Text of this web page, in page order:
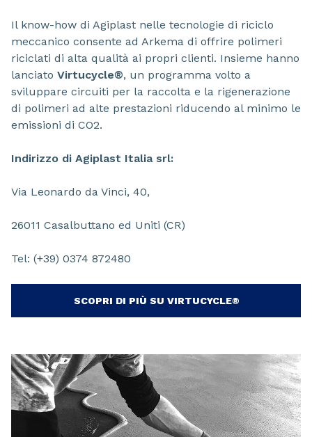
Il know-how di Agiplast nelle tecnologie di riciclo
meccanico consente ad Arkema di offrire polimeri
riciclati di alta qualità ai propri clienti. Insieme hanno
lanciato Virtucycle®, un programma volto a
sviluppare circuiti per la raccolta e la rigenerazione
di polimeri ad alte prestazioni riducendo al minimo le
emissioni di CO2.
Indirizzo di Agiplast Italia srl:
Via Leonardo da Vinci, 40,
26011 Casalbuttano ed Uniti (CR)
Tel: (+39) 0374 872480
SCOPRI DI PIÙ SU VIRTUCYCLE®